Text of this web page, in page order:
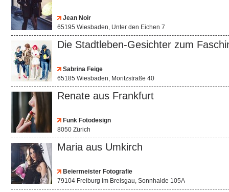
Jean Noir
65195 Wiesbaden, Unter den Eichen 7
Die Stadtleben-Gesichter zum
Sabrina Feige
65185 Wiesbaden, Moritzstraße 40
Renate aus Frankfurt
Funk Fotodesign
8050 Zürich
Maria aus Umkirch
Beiermeister Fotografie
79104 Freiburg im Breisgau, Sonnhalde 105A